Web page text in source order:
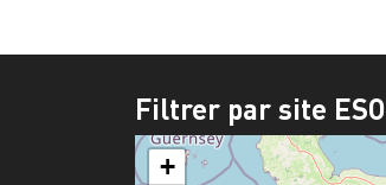
Filtrer par site ESO
+